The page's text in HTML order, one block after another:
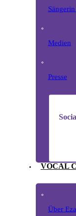
Medien
Presse
VOCAL
Über